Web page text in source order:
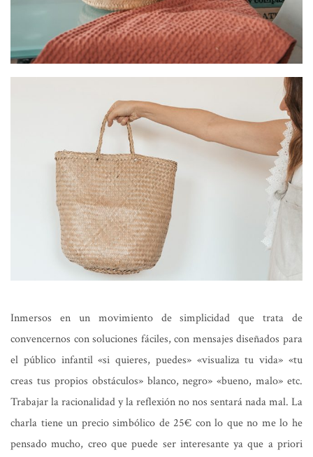
Inmersos en un movimiento de simplicidad que trata de
convencernos con soluciones fáciles, con mensajes diseñados para
el público infantil «si quieres, puedes» «visualiza tu vida» «tu
creas tus propios obstáculos» blanco, negro» «bueno, malo» etc.
Trabajar la racionalidad y la reflexión no nos sentará nada mal. La
charla tiene un precio simbólico de 25€ con lo que no me lo he
pensado mucho, creo que puede ser interesante ya que a priori